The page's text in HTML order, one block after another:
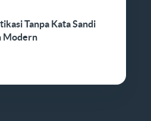
Tanpa Kata Sandi
Modern